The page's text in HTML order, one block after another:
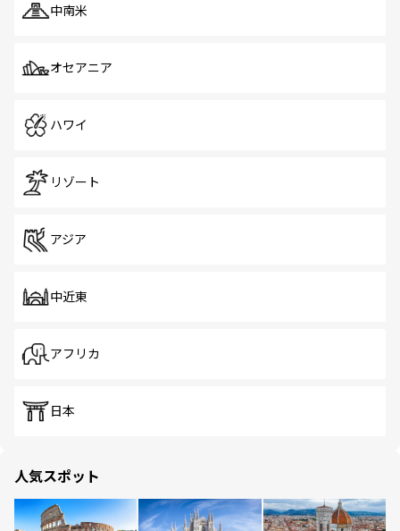
中南米
オセアニア
ハワイ
リゾート
アジア
中近東
アフリカ
日本
人気スポット